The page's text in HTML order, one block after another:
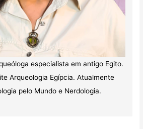
especialista em antigo Egito.
Arqueologia Egípcia. Atualmente
pelo Mundo e Nerdologia.